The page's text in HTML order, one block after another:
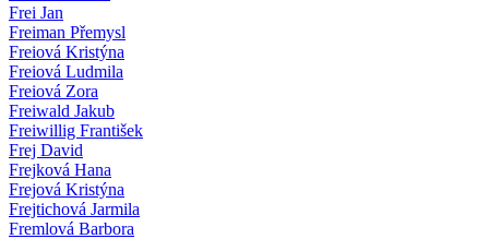
Frei Jan
Freiman Přemysl
Freiová Kristýna
Freiová Ludmila
Freiová Zora
Freiwald Jakub
Freiwillig František
Frej David
Frejková Hana
Frejová Kristýna
Frejtichová Jarmila
Fremlová Barbora